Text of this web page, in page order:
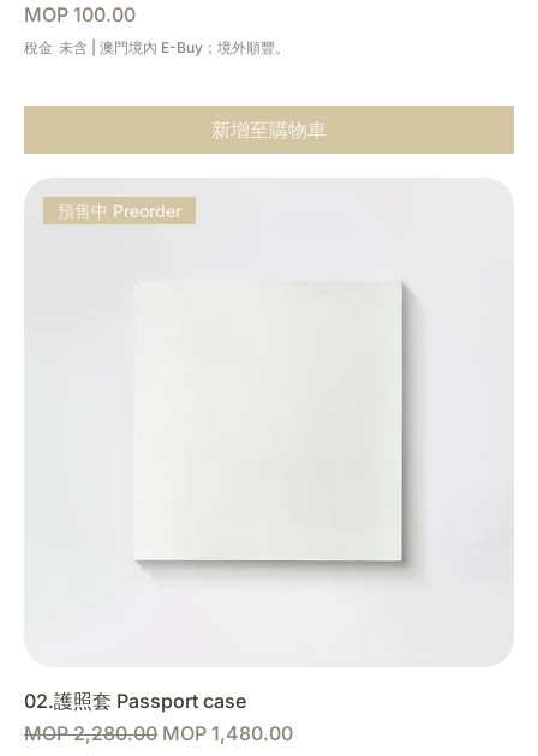
價格
MOP 100.00
稅金 未含 澳門境內 E-Buy；境外順豐。
新增至購物車
預售中 Preorder
02.護照套 Passport case
一般價格
MOP 2,280.00 促銷價格
MOP 1,480.00